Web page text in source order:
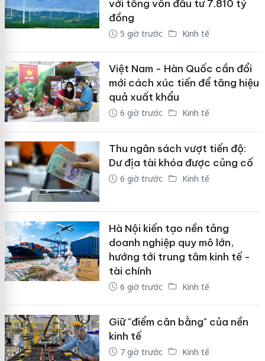
với tổng vốn đầu tư 7.810 tỷ
đồng
5 giờ trước Kinh tế
Việt Nam - Hàn Quốc cần đổi
mới cách xúc tiến để tăng hiệu
quả xuất khẩu
6 giờ trước Kinh tế
Thu ngân sách vượt tiến độ:
Dư địa tài khóa được củng cố
6 giờ trước Kinh tế
Hà Nội kiến tạo nền tảng
doanh nghiệp quy mô lớn,
hướng tới trung tâm kinh tế -
tài chính
6 giờ trước Kinh tế
Giữ "điểm cân bằng" của nền
kinh tế
7 giờ trước Kinh tế